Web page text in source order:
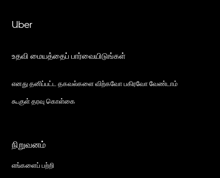
Uber
உதவி மையத்தைப் பார்வையிடுங்கள்
எனது தனிப்பட்ட தகவல்களை விற்கவோ பகிரவோ வேண்டாம்
கூகுள் தரவு கொள்கை
நிறுவனம்
எங்களைப் பற்றி